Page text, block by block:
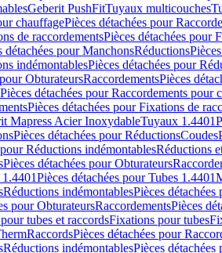
Geberit PushFitTuyaux multicouches
chauffagePièces détachées pour
de raccordementsPièces détachées pour
détachées pour ManchonsRéductions
indémontablesPièces détachées pour
ObturateursRaccordementsPièces
Pièces détachées pour Raccordements pour
Pièces détachées pour Fixations de
Mapress Acier InoxydableTuyaux 1.4401
Pièces détachées pour RéductionsCoudes
Réductions indémontablesRéductions
Pièces détachées pour Obturateurs
Pièces détachées pour Tubes 1.4401
Réductions indémontablesPièces
pour ObturateursRaccordementsPièces
tubes et raccordsFixations pour tubes
RaccordsPièces détachées pour
Réductions indémontablesPièces